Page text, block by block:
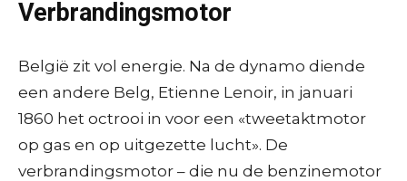
Verbrandingsmotor
België zit vol energie. Na de dynamo diende
een andere Belg, Etienne Lenoir, in januari
1860 het octrooi in voor een «tweetaktmotor
op gas en op uitgezette lucht». De
verbrandingsmotor – die nu de benzinemotor